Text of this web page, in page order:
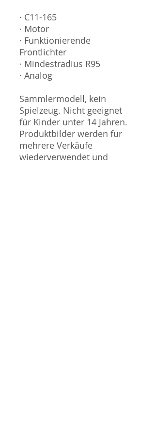
· C11-165
· Motor
· Funktionierende
Frontlichter
· Mindestradius R95
· Analog
Sammlermodell, kein
Spielzeug. Nicht geeignet
für Kinder unter 14 Jahren.
Produktbilder werden für
mehrere Verkäufe
wiederverwendet und